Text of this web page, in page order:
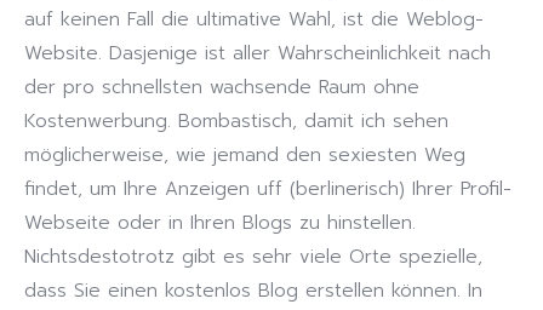
auf keinen Fall die ultimative Wahl, ist die Weblog-
Website. Dasjenige ist aller Wahrscheinlichkeit nach
der pro schnellsten wachsende Raum ohne
Kostenwerbung. Bombastisch, damit ich sehen
möglicherweise, wie jemand den sexiesten Weg
findet, um Ihre Anzeigen uff (berlinerisch) Ihrer Profil-
Webseite oder in Ihren Blogs zu hinstellen.
Nichtsdestotrotz gibt es sehr viele Orte spezielle,
dass Sie einen kostenlos Blog erstellen können. In